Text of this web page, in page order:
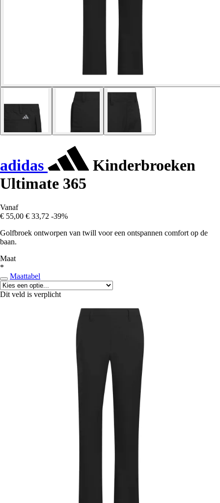
adidas
Kinderbroeken
Ultimate 365
Vanaf
€ 55,00 € 33,72 -39%
Golfbroek ontworpen van twill voor een ontspannen comfort op de
baan.
Maat
*
Maattabel
Dit veld is verplicht